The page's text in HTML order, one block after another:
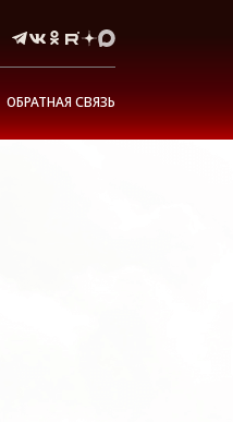
ОБРАТНАЯ СВЯЗЬ